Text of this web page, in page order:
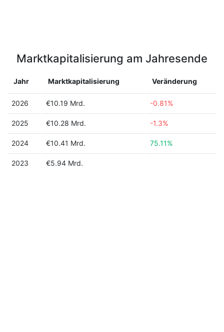
Marktkapitalisierung am Jahresende
Jahr Marktkapitalisierung Veränderung
2026 €10.19 Mrd. -0.81%
2025 €10.28 Mrd. -1.3%
2024 €10.41 Mrd. 75.11%
2023 €5.94 Mrd.